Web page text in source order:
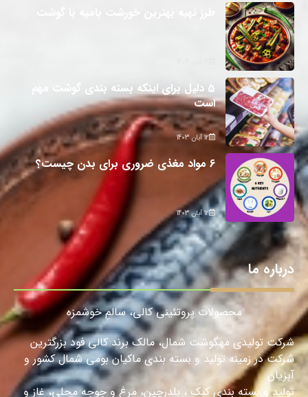
5 دلیل برای اینکه بسته بندی گوشت مهم
است
12 آبان 1403
6 مواد مغذی ضروری برای بدن چیست؟
12 آبان 1403
درباره ما
محصولات پروتئینی کالی، سالمِ خوشمزه
شرکت تولیدی مهگوشت شمال، مالک برند کالی فود بزرگترین
شرکت در زمینه تولید و بسته بندی ماکیان بومی شمال کشور و
آبزیان
تولید و بسته بندی کبک ، بلدرچین، مرغ و جوجه محلی، غاز و